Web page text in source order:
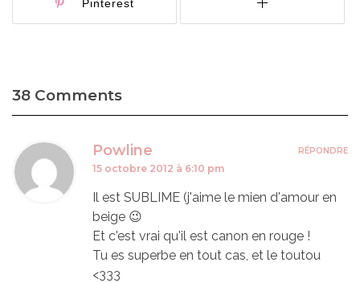
Pinterest
38 Comments
Powline
15 octobre 2012 à 6:10 pm
Il est SUBLIME (j'aime le mien d'amour en
beige 😉
Et c'est vrai qu'il est canon en rouge !
Tu es superbe en tout cas, et le toutou
<333
RÉPONDRE